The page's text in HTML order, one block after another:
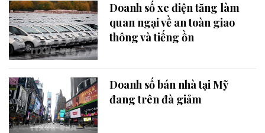
Doanh số xe điện tăng làm
quan ngại về an toàn giao
thông và tiếng ồn
Doanh số bán nhà tại Mỹ
đang trên đà giảm